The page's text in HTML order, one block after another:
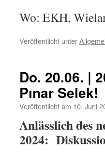
Wo: EKH,
Veröffentlicht unter
Do. 20.06. |
Pınar Selek!
Veröffentlicht am 10. Juni
Anlässlich des
2024: